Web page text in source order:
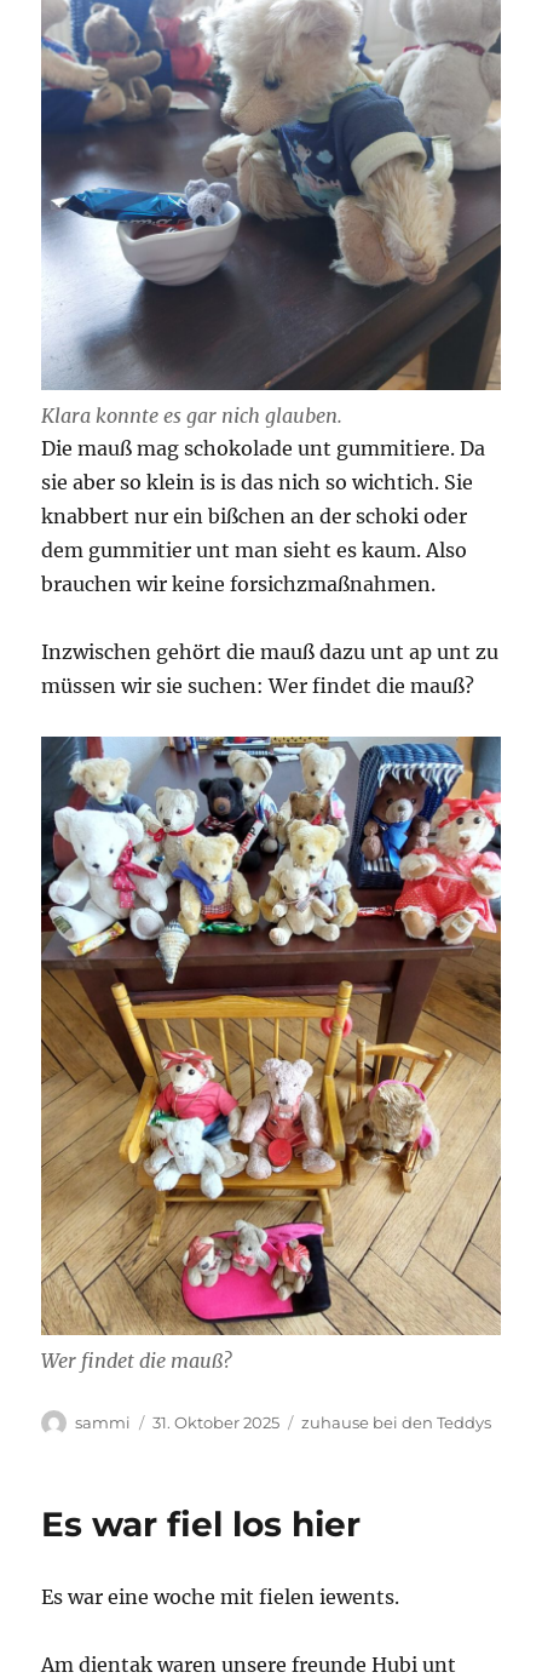
Klara konnte es gar nich glauben.
Die mauß mag schokolade unt gummitiere. Da
sie aber so klein is is das nich so wichtich. Sie
knabbert nur ein bißchen an der schoki oder
dem gummitier unt man sieht es kaum. Also
brauchen wir keine forsichzmaßnahmen.
Inzwischen gehört die mauß dazu unt ap unt zu
müssen wir sie suchen: Wer findet die mauß?
Wer findet die mauß?
Autor
sammi
Veröffentlicht
31. Oktober 2025 Kategorien
zuhause bei den Teddys
Es war fiel los hier
Es war eine woche mit fielen iewents.
Am dientak waren unsere freunde Hubi unt